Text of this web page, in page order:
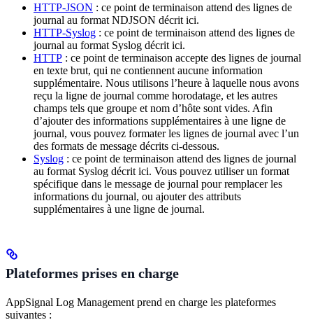
HTTP-JSON : ce point de terminaison attend des lignes de
journal au format NDJSON décrit ici.
HTTP-Syslog : ce point de terminaison attend des lignes de
journal au format Syslog décrit ici.
HTTP : ce point de terminaison accepte des lignes de journal
en texte brut, qui ne contiennent aucune information
supplémentaire. Nous utilisons l’heure à laquelle nous avons
reçu la ligne de journal comme horodatage, et les autres
champs tels que groupe et nom d’hôte sont vides. Afin
d’ajouter des informations supplémentaires à une ligne de
journal, vous pouvez formater les lignes de journal avec l’un
des formats de message décrits ci-dessous.
Syslog : ce point de terminaison attend des lignes de journal
au format Syslog décrit ici. Vous pouvez utiliser un format
spécifique dans le message de journal pour remplacer les
informations du journal, ou ajouter des attributs
supplémentaires à une ligne de journal.
Plateformes prises en charge
AppSignal Log Management prend en charge les plateformes
suivantes :